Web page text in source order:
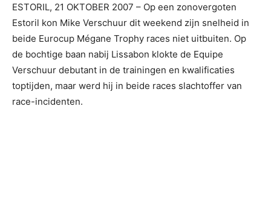
ESTORIL, 21 OKTOBER 2007 – Op een zonovergoten
Estoril kon Mike Verschuur dit weekend zijn snelheid in
beide Eurocup Mégane Trophy races niet uitbuiten. Op
de bochtige baan nabij Lissabon klokte de Equipe
Verschuur debutant in de trainingen en kwalificaties
toptijden, maar werd hij in beide races slachtoffer van
race-incidenten.